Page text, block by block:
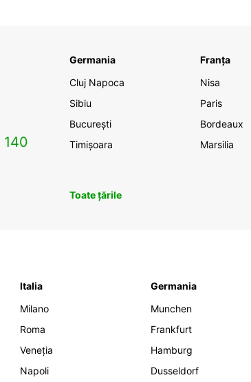
140
Germania
Cluj Napoca
Sibiu
București
Timișoara
Franța
Nisa
Paris
Bordeaux
Marsilia
Toate țările
Italia
Milano
Roma
Veneția
Napoli
Germania
Munchen
Frankfurt
Hamburg
Dusseldorf